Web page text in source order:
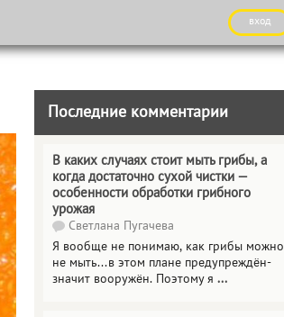
вход
Последние комментарии
В каких случаях стоит мыть грибы, а
когда достаточно сухой чистки —
особенности обработки грибного
урожая
Светлана Пугачева
Я вообще не понимаю, как грибы можно
не мыть...в этом плане предупреждён-
значит вооружён. Поэтому я ...